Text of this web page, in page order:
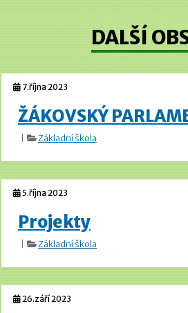
DALŠÍ
7.října 2023
ŽÁKOVSKÝ
Základní škola
5.října 2023
Projekty
Základní škola
26.září 2023